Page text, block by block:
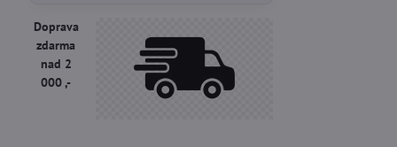
Doprava
zdarma
nad 2
000 ,-